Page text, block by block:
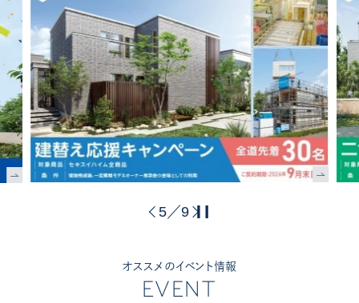
5／9
オススメのイベント情報
EVENT